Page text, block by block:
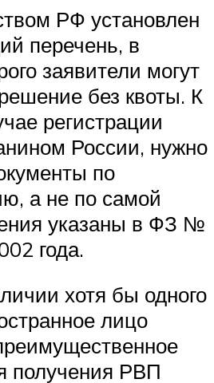
РФ установлен
перечень, в
заявители могут
без квоты. К
регистрации
России, нужно
по
а не по самой
указаны в ФЗ №
года.
хотя бы одного
лицо
получения РВП